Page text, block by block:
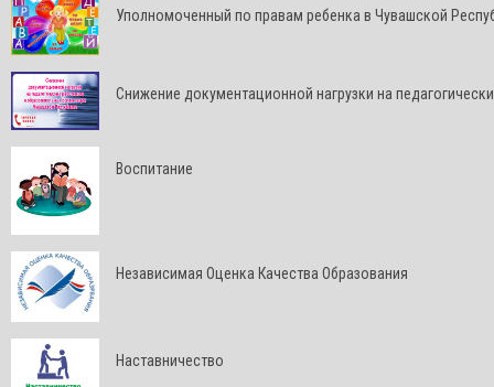
Уполномоченный по правам ребенка в Чувашской
Снижение документационной нагрузки на
Воспитание
Независимая Оценка Качества Образования
Наставничество